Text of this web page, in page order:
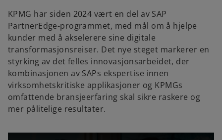
KPMG har siden 2024 vært en del av SAP
PartnerEdge-programmet, med mål om å hjelpe
kunder med å akselerere sine digitale
transformasjonsreiser. Det nye steget markerer en
styrking av det felles innovasjonsarbeidet, der
kombinasjonen av SAPs ekspertise innen
virksomhetskritiske applikasjoner og KPMGs
omfattende bransjeerfaring skal sikre raskere og
mer pålitelige resultater.